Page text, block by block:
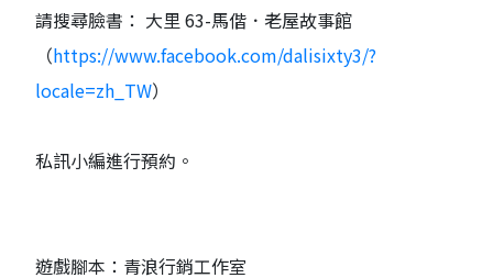
請搜尋臉書： 大里 63-馬偕．老屋故事館
（https://www.facebook.com/dalisixty3/?
locale=zh_TW）
私訊小編進行預約。
遊戲腳本：青浪行銷工作室